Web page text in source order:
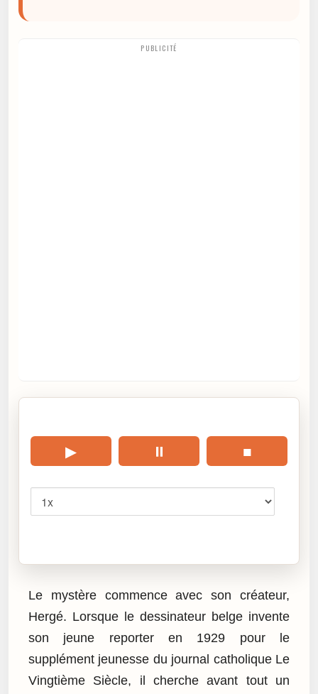
PUBLICITÉ
▶ ⏸ ■
Le mystère commence avec son créateur,
Hergé. Lorsque le dessinateur belge invente
son jeune reporter en 1929 pour le
supplément jeunesse du journal catholique Le
Vingtième Siècle, il cherche avant tout un